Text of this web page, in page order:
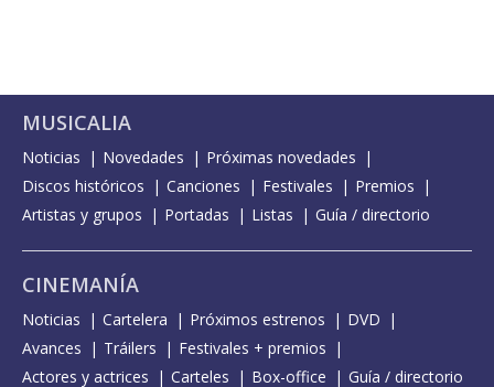
MUSICALIA
Noticias Novedades
Próximas novedades
Discos históricos
Canciones Festivales
Premios
Artistas y grupos
Portadas Listas Guía / directorio
CINEMANÍA
Noticias Cartelera Próximos estrenos
DVD
Avances
Tráilers
Festivales + premios
Actores y actrices
Carteles Box-office Guía / directorio